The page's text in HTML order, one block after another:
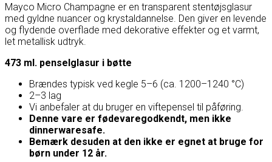
Mayco Micro Champagne er en transparent stentøjsglasur
med gyldne nuancer og krystaldannelse. Den giver en levende
og flydende overflade med dekorative effekter og et varmt,
let metallisk udtryk.
473 ml. penselglasur i bøtte
Brændes typisk ved kegle 5–6 (ca. 1200–1240 °C)
2–3 lag
Vi anbefaler at du bruger en viftepensel til påføring.
Denne vare er fødevaregodkendt, men ikke
dinnerwaresafe.
Bemærk desuden at den ikke er egnet at bruge for
børn under 12 år.